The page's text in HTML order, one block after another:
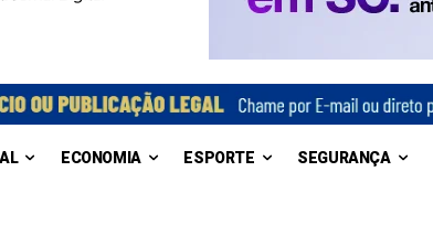
ECONOMIA ESPORTE SEGURANÇA